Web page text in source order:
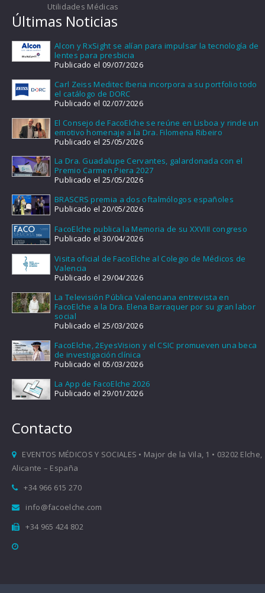
Utilidades Médicas
Últimas Noticias
Alcon y RxSight se alían para impulsar la tecnología de
lentes para presbicia
Publicado el 09/07/2026
Carl Zeiss Meditec Iberia incorpora a su portfolio todo
el catálogo de DORC
Publicado el 02/07/2026
El Consejo de FacoElche se reúne en Lisboa y rinde un
emotivo homenaje a la Dra. Filomena Ribeiro
Publicado el 25/05/2026
La Dra. Guadalupe Cervantes, galardonada con el
Premio Carmen Piera 2027
Publicado el 25/05/2026
BRASCRS premia a dos oftalmólogos españoles
Publicado el 20/05/2026
FacoElche publica la Memoria de su XXVIII congreso
Publicado el 30/04/2026
Visita oficial de FacoElche al Colegio de Médicos de
Valencia
Publicado el 29/04/2026
La Televisión Pública Valenciana entrevista en
FacoElche a la Dra. Elena Barraquer por su gran labor
social
Publicado el 25/03/2026
FacoElche, 2EyesVision y el CSIC promueven una beca
de investigación clínica
Publicado el 05/03/2026
La App de FacoElche 2026
Publicado el 29/01/2026
Contacto
EVENTOS MÉDICOS Y SOCIALES • Major de la Vila, 1 • 03202 Elche,
Alicante – España
+34 966 615 270
info@facoelche.com
+34 965 424 802